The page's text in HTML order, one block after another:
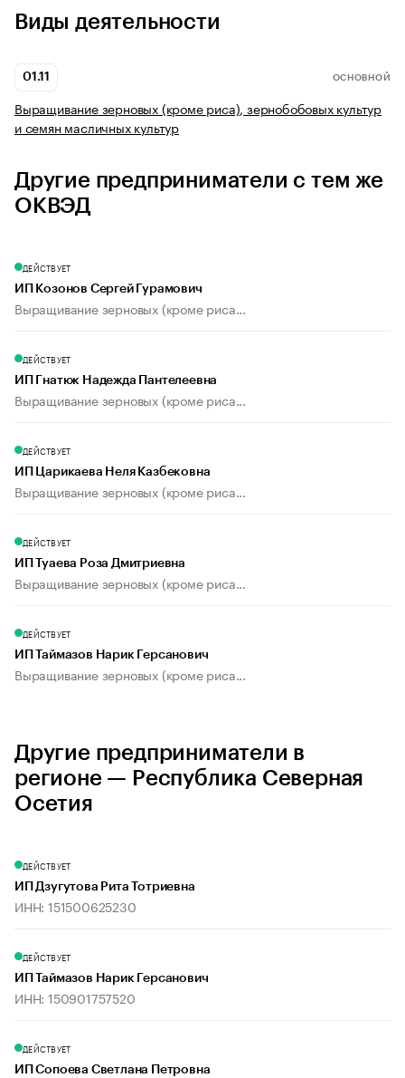
Виды деятельности
01.11 ОСНОВНОЙ
Выращивание зерновых (кроме риса), зернобобовых культур
и семян масличных культур
Другие предприниматели с тем же
ОКВЭД
ДЕЙСТВУЕТ
ИП Козонов Сергей Гурамович
Выращивание зерновых (кроме риса...
ДЕЙСТВУЕТ
ИП Гнатюк Надежда Пантелеевна
Выращивание зерновых (кроме риса...
ДЕЙСТВУЕТ
ИП Царикаева Неля Казбековна
Выращивание зерновых (кроме риса...
ДЕЙСТВУЕТ
ИП Туаева Роза Дмитриевна
Выращивание зерновых (кроме риса...
ДЕЙСТВУЕТ
ИП Таймазов Нарик Герсанович
Выращивание зерновых (кроме риса...
Другие предприниматели в
регионе — Республика Северная
Осетия
ДЕЙСТВУЕТ
ИП Дзугутова Рита Тотриевна
ИНН: 151500625230
ДЕЙСТВУЕТ
ИП Таймазов Нарик Герсанович
ИНН: 150901757520
ДЕЙСТВУЕТ
ИП Сопоева Светлана Петровна